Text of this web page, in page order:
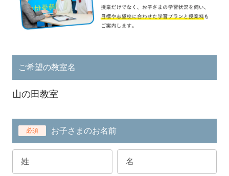
ご希望の教室名
山の田教室
必須 お子さまのお名前